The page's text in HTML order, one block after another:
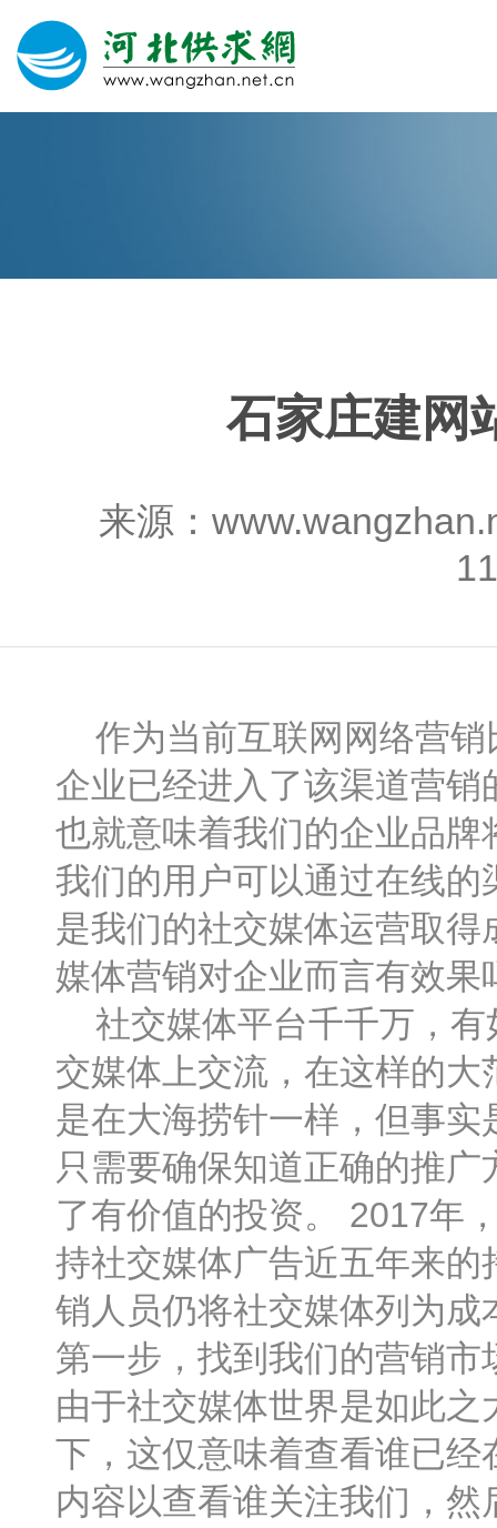
石家庄建网
来源：
作为当前互联网网络营销
企业已经进入了该渠道营
也就意味着我们的企业品
我们的用户可以通过在线
是我们的社交媒体运营取
媒体营销对企业而言有效果
社交媒体平台千千万，有
交媒体上交流，在这样的
是在大海捞针一样，但事
只需要确保知道正确的推
了有价值的投资。 2017年
持社交媒体广告近五年来
销人员仍将社交媒体列为成
第一步，找到我们的营销市
由于社交媒体世界是如此
下，这仅意味着查看谁已
内容以查看谁关注我们，